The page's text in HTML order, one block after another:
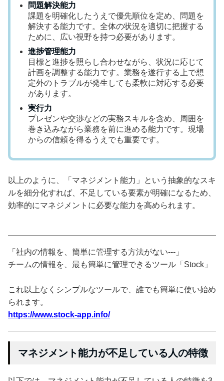
問題解決能力
課題を明確化したうえで優先順位を定め、問題を
解決する能力です。全体の状況を適切に把握する
ために、広い視野を持つ必要があります。
進捗管理能力
目標と進捗を照らし合わせながら、状況に応じて
計画を調整する能力です。業務を遂行する上で想
定外のトラブルが発生しても柔軟に対応する必要
があります。
実行力
プレゼンや交渉などの実務スキルを含め、周囲を
巻き込みながら業務を前に進める能力です。現場
からの信頼を得るうえでも重要です。
以上のように、「マネジメント能力」という抽象的なスキ
ルを細分化すれば、不足している要素が明確になるため、
効率的にマネジメントに必要な能力を高められます。
「社内の情報を、簡単に管理する方法がない---」
チームの情報を、最も簡単に管理できるツール「Stock」
これ以上なくシンプルなツールで、誰でも簡単に使い始め
られます。
https://www.stock-app.info/
マネジメント能力が不足している人の特徴